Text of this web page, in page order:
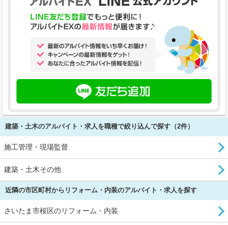
建築・土木のアルバイト・求人を職種で絞り込んで探す（2件）
施工管理・現場監督
建築・土木その他
近隣の市区町村からリフォーム・内装のアルバイト・求人を探す
さいたま市桜区のリフォーム・内装